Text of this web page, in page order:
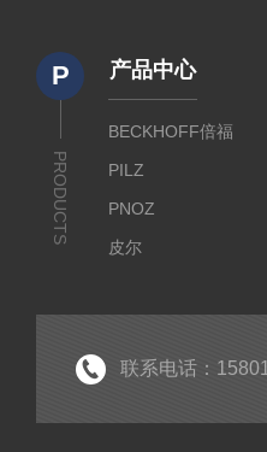
P
PRODUCTS
产品中心
BECKHOFF倍福
PILZ
PNOZ
皮尔
EK
联系电话：